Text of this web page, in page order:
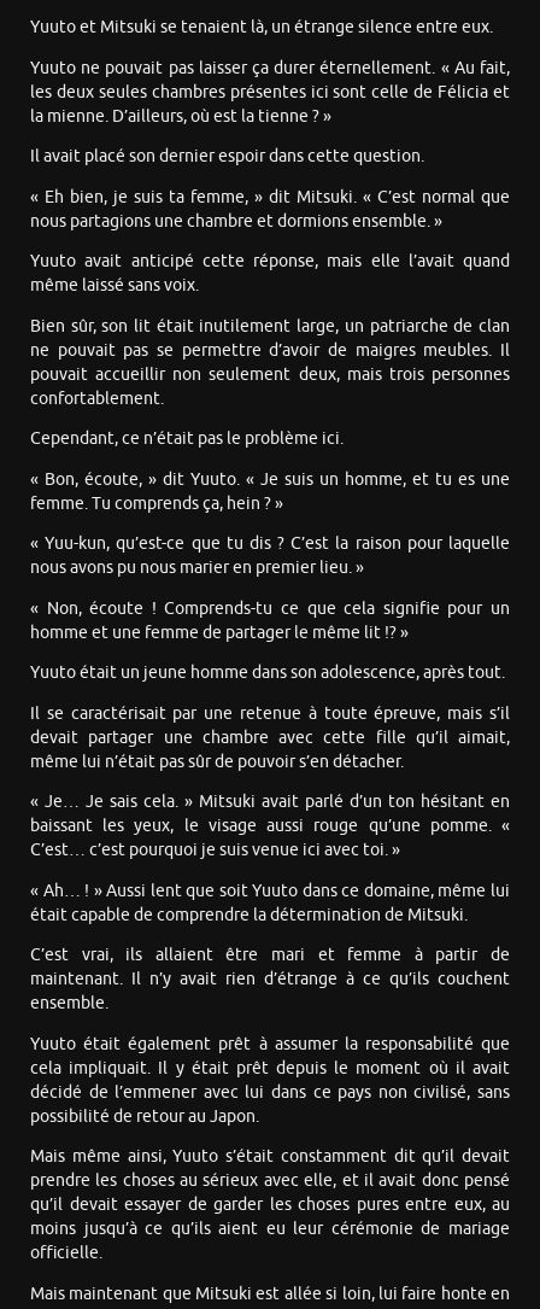
Yuuto et Mitsuki se tenaient là, un étrange silence entre eux.
Yuuto ne pouvait pas laisser ça durer éternellement. « Au fait,
les deux seules chambres présentes ici sont celle de Félicia et
la mienne. D’ailleurs, où est la tienne ? »
Il avait placé son dernier espoir dans cette question.
« Eh bien, je suis ta femme, » dit Mitsuki. « C’est normal que
nous partagions une chambre et dormions ensemble. »
Yuuto avait anticipé cette réponse, mais elle l’avait quand
même laissé sans voix.
Bien sûr, son lit était inutilement large, un patriarche de clan
ne pouvait pas se permettre d’avoir de maigres meubles. Il
pouvait accueillir non seulement deux, mais trois personnes
confortablement.
Cependant, ce n’était pas le problème ici.
« Bon, écoute, » dit Yuuto. « Je suis un homme, et tu es une
femme. Tu comprends ça, hein ? »
« Yuu-kun, qu’est-ce que tu dis ? C’est la raison pour laquelle
nous avons pu nous marier en premier lieu. »
« Non, écoute ! Comprends-tu ce que cela signifie pour un
homme et une femme de partager le même lit !? »
Yuuto était un jeune homme dans son adolescence, après tout.
Il se caractérisait par une retenue à toute épreuve, mais s’il
devait partager une chambre avec cette fille qu’il aimait,
même lui n’était pas sûr de pouvoir s’en détacher.
« Je… Je sais cela. » Mitsuki avait parlé d’un ton hésitant en
baissant les yeux, le visage aussi rouge qu’une pomme. «
C’est… c’est pourquoi je suis venue ici avec toi. »
« Ah… ! » Aussi lent que soit Yuuto dans ce domaine, même lui
était capable de comprendre la détermination de Mitsuki.
C’est vrai, ils allaient être mari et femme à partir de
maintenant. Il n’y avait rien d’étrange à ce qu’ils couchent
ensemble.
Yuuto était également prêt à assumer la responsabilité que
cela impliquait. Il y était prêt depuis le moment où il avait
décidé de l’emmener avec lui dans ce pays non civilisé, sans
possibilité de retour au Japon.
Mais même ainsi, Yuuto s’était constamment dit qu’il devait
prendre les choses au sérieux avec elle, et il avait donc pensé
qu’il devait essayer de garder les choses pures entre eux, au
moins jusqu’à ce qu’ils aient eu leur cérémonie de mariage
officielle.
Mais maintenant que Mitsuki est allée si loin, lui faire honte en